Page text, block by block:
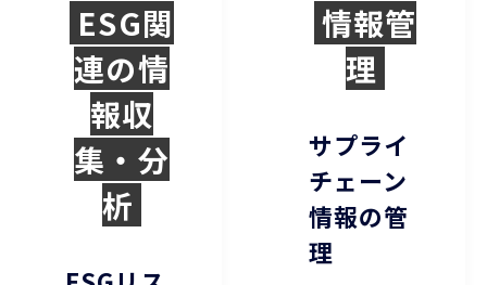
ESG関
連の情
報収
集・分
析
情報管
理
サプライ
チェーン
情報の管
理